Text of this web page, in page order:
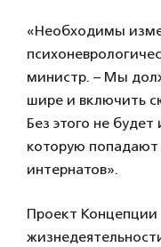
«Необходимы
министр. – Мы
шире и включить
Без этого не
которую
интернатов».
Проект Концепции